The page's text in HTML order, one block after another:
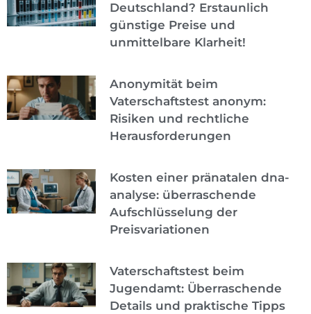
Deutschland? Erstaunlich
günstige Preise und
unmittelbare Klarheit!
Anonymität beim
Vaterschaftstest anonym:
Risiken und rechtliche
Herausforderungen
Kosten einer pränatalen dna-
analyse: überraschende
Aufschlüsselung der
Preisvariationen
Vaterschaftstest beim
Jugendamt: Überraschende
Details und praktische Tipps